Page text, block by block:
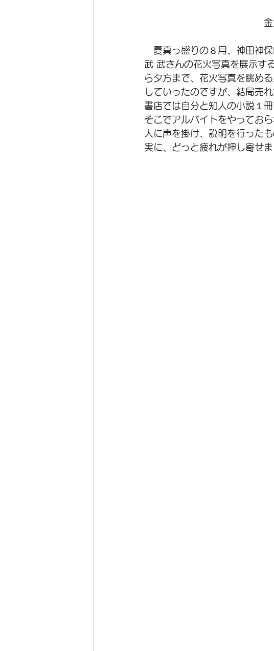
金武 武さん制
夏真っ盛りの８月、神田神
武 武さんの花火写真を展示す
ら夕方まで、花火写真を眺め
していったのですが、結局売
書店では自分と知人の小説１
そこでアルバイトをやってお
人に声を掛け、説明を行った
実に、どっと疲れが押し寄せま